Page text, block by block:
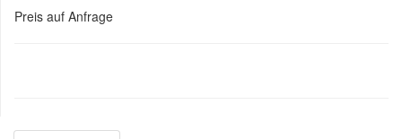
Preis auf Anfrage